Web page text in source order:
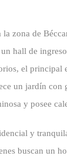
la zona de
hall de
el principal
un jardín
y posee
y
buscan un